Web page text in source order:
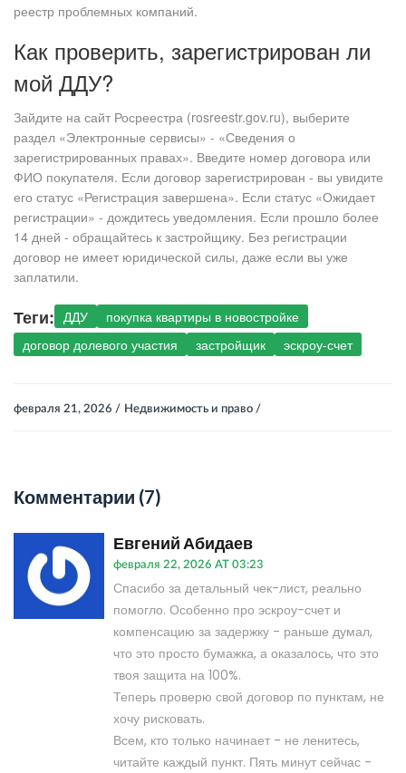
реестр проблемных компаний.
Как проверить, зарегистрирован ли
мой ДДУ?
Зайдите на сайт Росреестра (rosreestr.gov.ru), выберите
раздел «Электронные сервисы» - «Сведения о
зарегистрированных правах». Введите номер договора или
ФИО покупателя. Если договор зарегистрирован - вы увидите
его статус «Регистрация завершена». Если статус «Ожидает
регистрации» - дождитесь уведомления. Если прошло более
14 дней - обращайтесь к застройщику. Без регистрации
договор не имеет юридической силы, даже если вы уже
заплатили.
Теги: ДДУ
покупка квартиры в новостройке
договор долевого участия
застройщик эскроу-счет
февраля 21, 2026 / Недвижимость и право /
Комментарии (7)
Евгений Абидаев
февраля 22, 2026 AT 03:23
Спасибо за детальный чек-лист, реально
помогло. Особенно про эскроу-счет и
компенсацию за задержку - раньше думал,
что это просто бумажка, а оказалось, что это
твоя защита на 100%.
Теперь проверю свой договор по пунктам, не
хочу рисковать.
Всем, кто только начинает - не ленитесь,
читайте каждый пункт. Пять минут сейчас -